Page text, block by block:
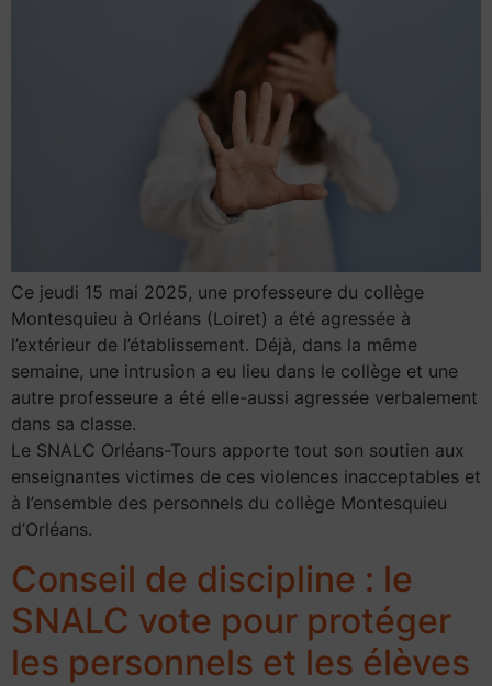
Ce jeudi 15 mai 2025, une professeure du collège
Montesquieu à Orléans (Loiret) a été agressée à
l’extérieur de l’établissement. Déjà, dans la même
semaine, une intrusion a eu lieu dans le collège et une
autre professeure a été elle-aussi agressée verbalement
dans sa classe.
Le SNALC Orléans-Tours apporte tout son soutien aux
enseignantes victimes de ces violences inacceptables et
à l’ensemble des personnels du collège Montesquieu
d’Orléans.
Conseil de discipline : le
SNALC vote pour protéger
les personnels et les élèves